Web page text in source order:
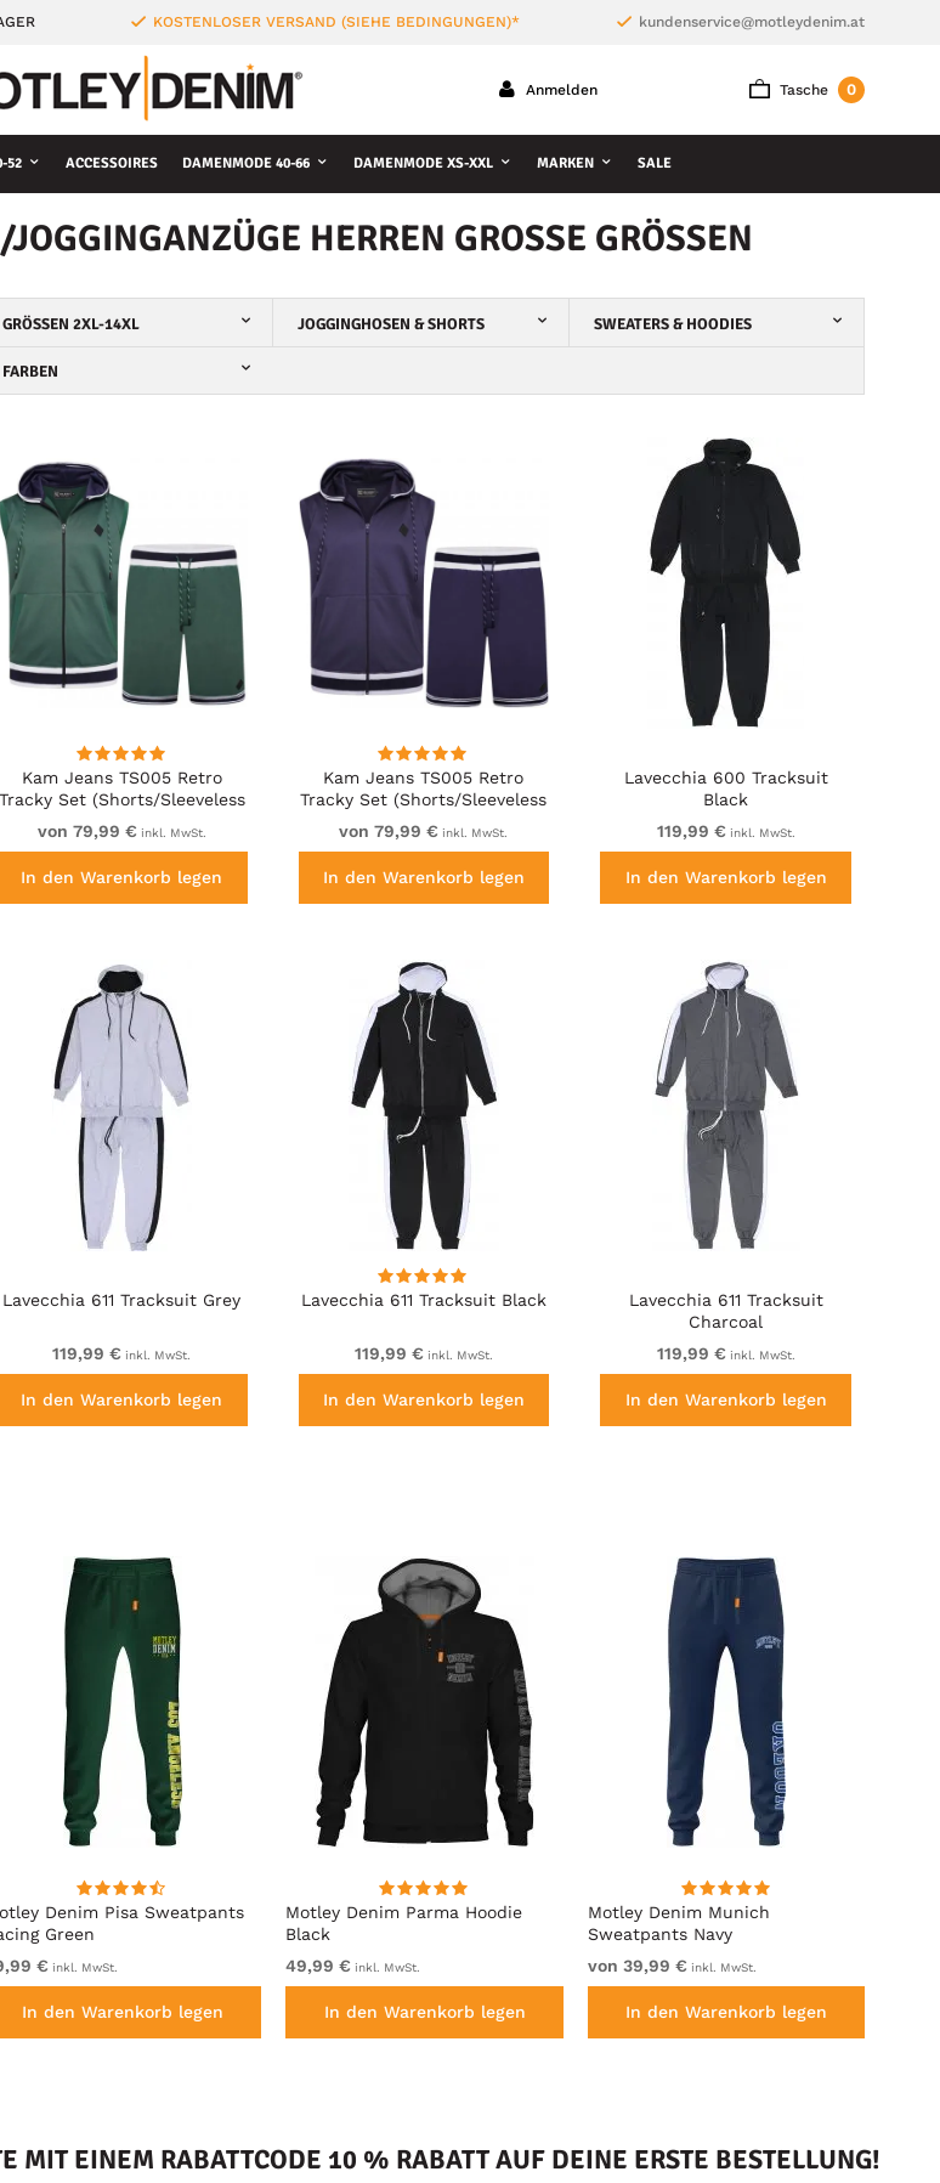
KOSTENLOSER VERSAND (SIEHE BEDINGUNGEN)* kundenservice@motleydenim.at
Tasche 0
Anmelden
52 ACCESSOIRES DAMENMODE 40-66 DAMENMODE XS-XXL MARKEN SALE
HERREN GROSSE GRÖSSEN
GRÖSSEN 2XL-14XL JOGGINGHOSEN & SHORTS SWEATERS & HOODIES
FARBEN
Kam Jeans TS005 Retro
Tracky Set (Shorts/Sleeveless
Hoodie) Racing Green
von 79,99 € inkl. MwSt.
In den Warenkorb legen
Kam Jeans TS005 Retro
Tracky Set (Shorts/Sleeveless
Hoodie) Navy
von 79,99 € inkl. MwSt.
In den Warenkorb legen
Lavecchia 600 Tracksuit
Black
119,99 € inkl. MwSt.
In den Warenkorb legen
Lavecchia 611 Tracksuit Grey
119,99 € inkl. MwSt.
In den Warenkorb legen
Lavecchia 611 Tracksuit Black
119,99 € inkl. MwSt.
In den Warenkorb legen
Lavecchia 611 Tracksuit
Charcoal
119,99 € inkl. MwSt.
In den Warenkorb legen
Denim Pisa Sweatpants
Green
€ inkl. MwSt.
In den Warenkorb legen
Motley Denim Parma Hoodie
Black
49,99 € inkl. MwSt.
In den Warenkorb legen
Motley Denim Munich
Sweatpants Navy
von 39,99 € inkl. MwSt.
In den Warenkorb legen
MIT EINEM RABATTCODE 10 % RABATT AUF DEINE ERSTE BESTELLUNG!